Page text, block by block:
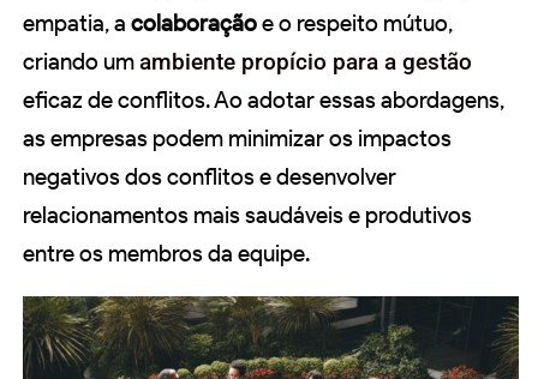
empatia, a colaboraçãoe o respeito mútuo,
criando umambiente propício para a gestão
eficaz de conflitos. Ao adotar essas abordagens,
as empresas podem minimizar os impactos
negativos dos conflitos e desenvolver
relacionamentos mais saudáveis e produtivos
entre os membros da equipe.